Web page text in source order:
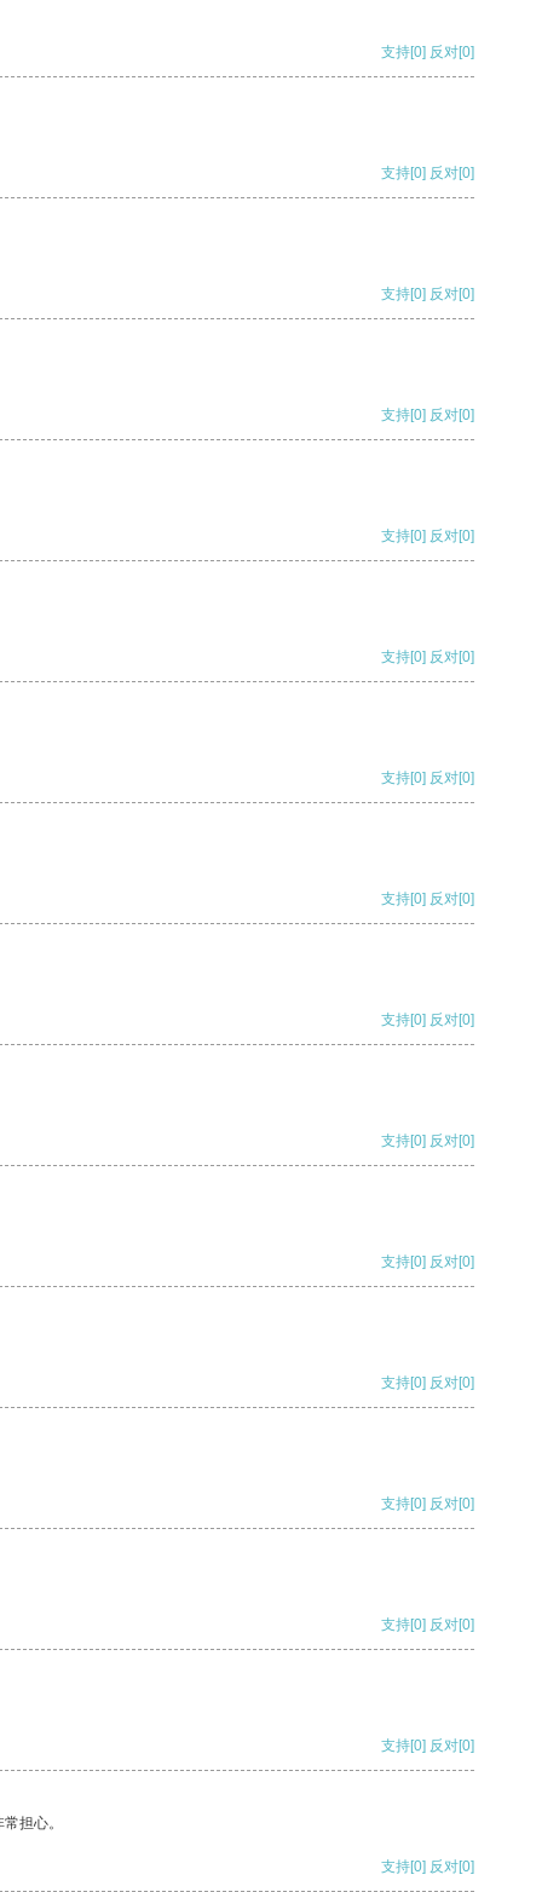
支持[0] 反对[0]
支持[0] 反对[0]
支持[0] 反对[0]
支持[0] 反对[0]
支持[0] 反对[0]
支持[0] 反对[0]
支持[0] 反对[0]
支持[0] 反对[0]
支持[0] 反对[0]
支持[0] 反对[0]
支持[0] 反对[0]
支持[0] 反对[0]
支持[0] 反对[0]
支持[0] 反对[0]
支持[0] 反对[0]
担心。
支持[0] 反对[0]